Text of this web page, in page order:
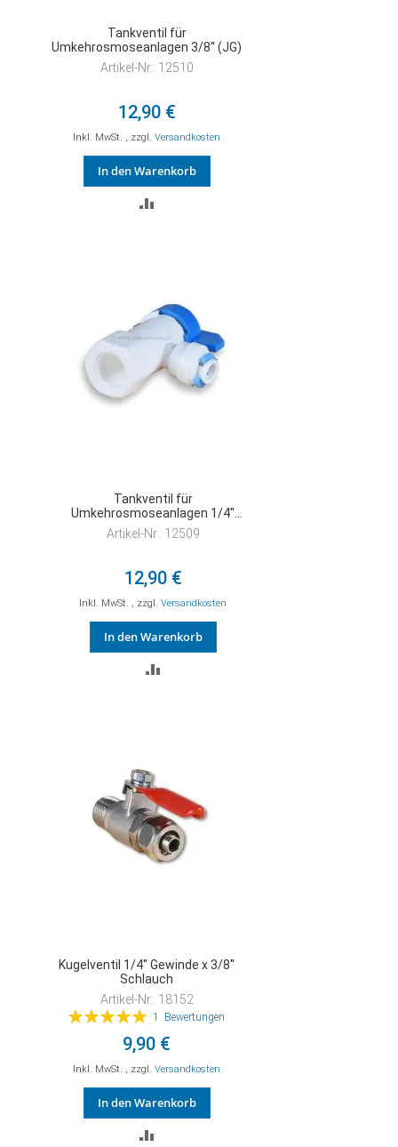
Tankventil für
Umkehrosmoseanlagen 3/8'' (JG)
Artikel-Nr.: 12510
12,90 €
Inkl. MwSt. , zzgl. Versandkosten
In den Warenkorb
Tankventil für
Umkehrosmoseanlagen 1/4''
Gewinde x 1/4" Schlauchanschluss
Quickverbinder
Artikel-Nr.: 12509
12,90 €
Inkl. MwSt. , zzgl.Versandkosten
In den Warenkorb
Kugelventil 1/4'' Gewinde x 3/8''
Schlauch
Artikel-Nr.: 18152
Bewertung:
1 Bewertungen
9,90 €
Inkl. MwSt. , zzgl. Versandkosten
In den Warenkorb